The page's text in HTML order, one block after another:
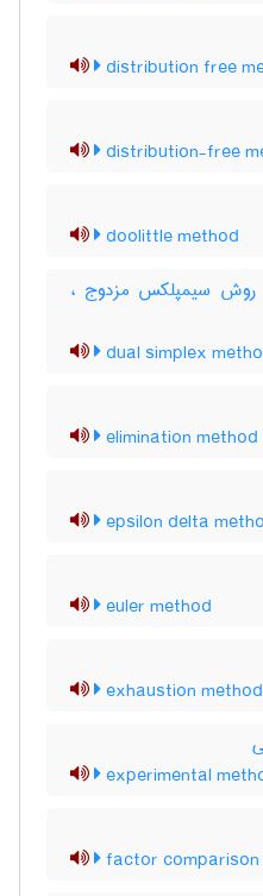
distribution free
distribution-free
doolittle method
سیمپلکس مزدوج ،
dual simplex
elimination method
epsilon delta
euler method
exhaustion method
experimental
factor